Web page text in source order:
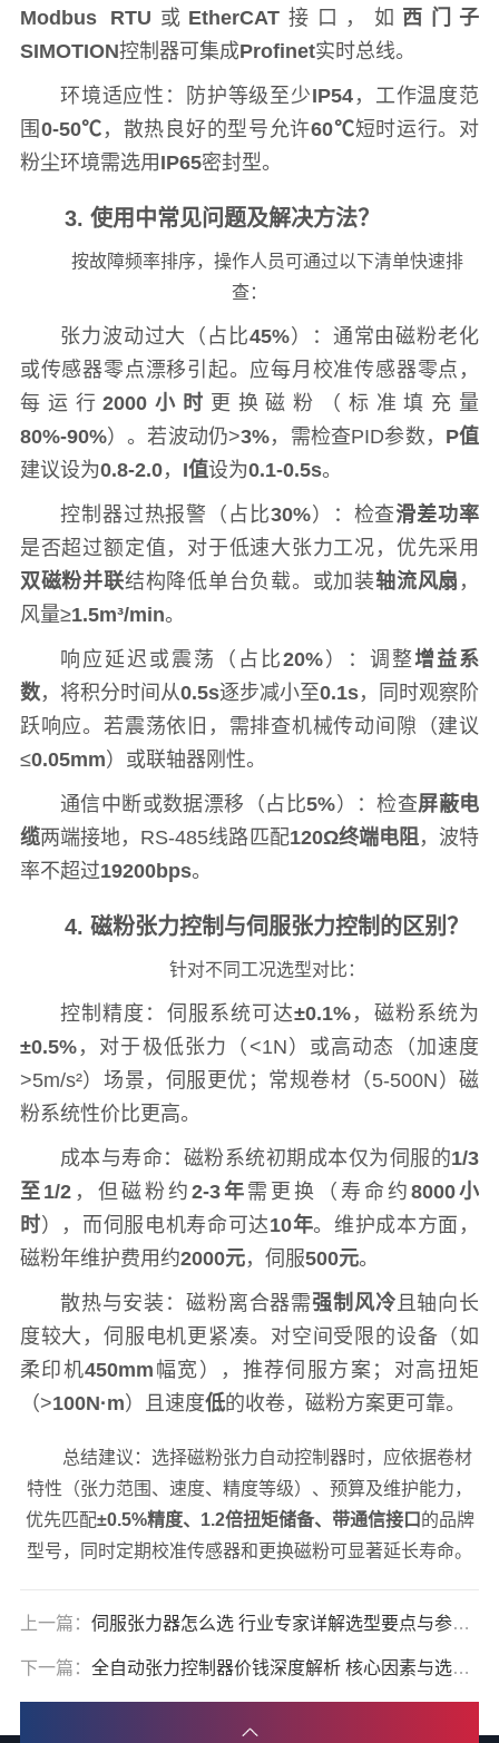
Modbus RTU 或 EtherCAT 接口，如 西门子
SIMOTION控制器可集成Profinet实时总线。
环境适应性：防护等级至少IP54 ，工作温度范
围 0-50℃ ，散热良好的型号允许60℃短时运行。对
粉尘环境需选用 IP65密封型。
3. 使用中常见问题及解决方法？
按故障频率排序，操作人员可通过以下清单快速排
查：
张力波动过大（占比45%）：通常由磁粉老化
或传感器零点漂移引起。应每月校准传感器零点，
每运行2000小时 更换磁粉（标准填充量
80%-90%）。若波动仍>3%，需检查PID参数， P值
建议设为0.8-2.0， I值设为0.1-0.5s。
控制器过热报警（占比30%）：检查滑差功率
是否超过额定值，对于低速大张力工况，优先采用
双磁粉并联结构降低单台负载。或加装轴流风扇 ，
风量≥1.5m³/min。
响应延迟或震荡（占比20% ）：调整增益系
数，将积分时间从0.5s逐步减小至0.1s，同时观察阶
跃响应。若震荡依旧，需排查机械传动间隙（建议
≤0.05mm）或联轴器刚性。
通信中断或数据漂移（占比5%）：检查屏蔽电
缆两端接地，RS-485线路匹配120Ω终端电阻，波特
率不超过19200bps。
4. 磁粉张力控制与伺服张力控制的区别？
针对不同工况选型对比：
控制精度：伺服系统可达±0.1% ，磁粉系统为
±0.5%，对于极低张力（<1N）或高动态（加速度
>5m/s²）场景，伺服更优；常规卷材（5-500N）磁
粉系统性价比更高。
成本与寿命：磁粉系统初期成本仅为伺服的1/3
至1/2，但磁粉约 2-3年 需更换（寿命约8000小
时），而伺服电机寿命可达10年。维护成本方面，
磁粉年维护费用约2000元，伺服500元。
散热与安装：磁粉离合器需强制风冷且轴向长
度较大，伺服电机更紧凑。对空间受限的设备（如
柔印机450mm 幅宽），推荐伺服方案；对高扭矩
（>100N·m）且速度低的收卷，磁粉方案更可靠。
总结建议：选择磁粉张力自动控制器时，应依据卷材
特性（张力范围、速度、精度等级）、预算及维护能力，
优先匹配±0.5%精度、1.2倍扭矩储备、带通信接口 的品牌
型号，同时定期校准传感器和更换磁粉可显著延长寿命。
上一篇： 伺服张力器怎么选 行业专家详解选型要点与参数指标
下一篇： 全自动张力控制器价钱深度解析 核心因素与选购实操指南